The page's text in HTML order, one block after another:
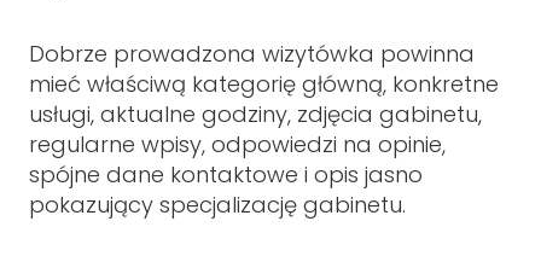
Dobrze prowadzona wizytówka powinna
mieć właściwą kategorię główną, konkretne
usługi, aktualne godziny, zdjęcia gabinetu,
regularne wpisy, odpowiedzi na opinie,
spójne dane kontaktowe i opis jasno
pokazujący specjalizację gabinetu.